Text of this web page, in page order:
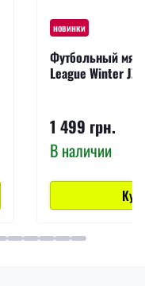
новинки
Футбольный мяч
League Winter
1 499 грн.
В наличии